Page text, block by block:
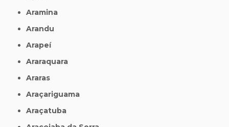
Aramina
Arandu
Arapeí
Araraquara
Araras
Araçariguama
Araçatuba